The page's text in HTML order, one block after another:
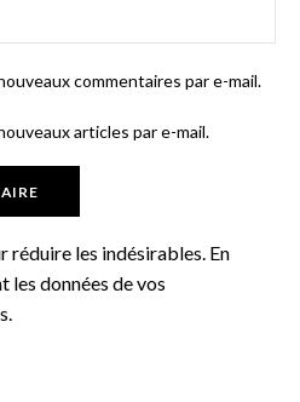
commentaires par e-mail.
articles par e-mail.
réduire les indésirables. En
les données de vos
.